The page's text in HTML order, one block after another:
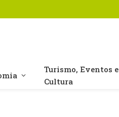
Turismo, Eventos e
Cultura